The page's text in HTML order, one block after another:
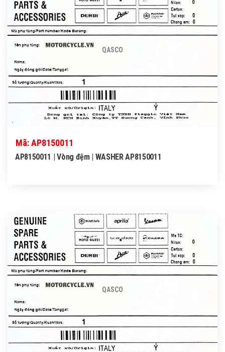
QASCO
Mã: AP8150011
AP8150011 | Vòng đệm | WASHER AP8150011
QASCO